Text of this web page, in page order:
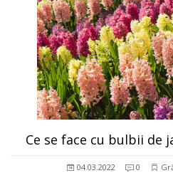
Ce se face cu bulbii de
04.03.2022 0